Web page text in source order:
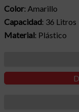
Color: Amarillo
Capacidad: 36 Litros
Material: Plástico